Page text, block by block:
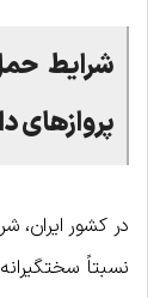
شرایط
پروازهای
در کشور ایران،
نسبتاً